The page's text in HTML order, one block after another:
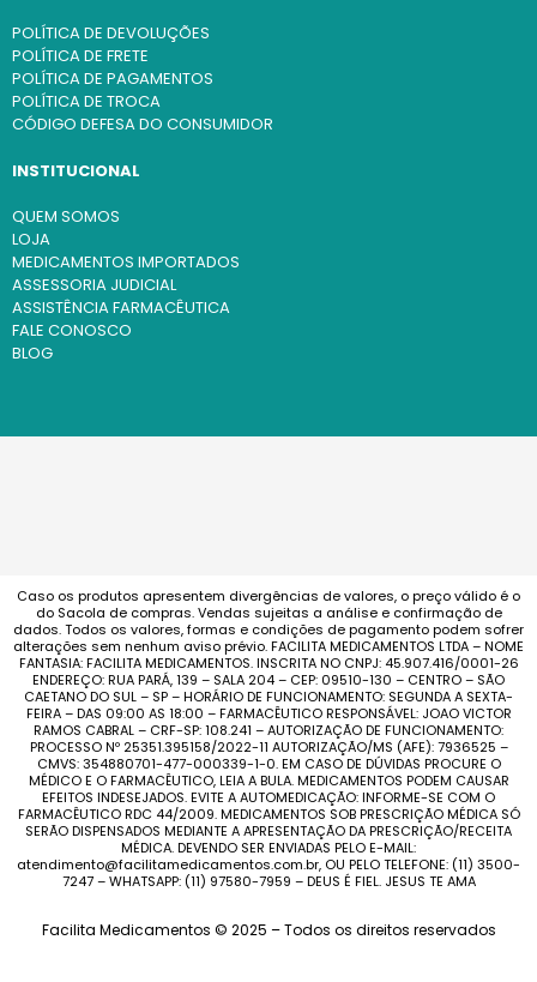
POLÍTICA DE DEVOLUÇÕES
POLÍTICA DE FRETE
POLÍTICA DE PAGAMENTOS
POLÍTICA DE TROCA
CÓDIGO DEFESA DO CONSUMIDOR
INSTITUCIONAL
QUEM SOMOS
LOJA
MEDICAMENTOS IMPORTADOS
ASSESSORIA JUDICIAL
ASSISTÊNCIA FARMACÊUTICA
FALE CONOSCO
BLOG
Caso os produtos apresentem divergências de valores, o preço válido é o
do Sacola de compras. Vendas sujeitas a análise e confirmação de
dados. Todos os valores, formas e condições de pagamento podem sofrer
alterações sem nenhum aviso prévio. FACILITA MEDICAMENTOS LTDA – NOME
FANTASIA: FACILITA MEDICAMENTOS. INSCRITA NO CNPJ: 45.907.416/0001-26
ENDEREÇO: RUA PARÁ, 139 – SALA 204 – CEP: 09510-130 – CENTRO – SÃO
CAETANO DO SUL – SP – HORÁRIO DE FUNCIONAMENTO: SEGUNDA A SEXTA-
FEIRA – DAS 09:00 AS 18:00 – FARMACÊUTICO RESPONSÁVEL: JOAO VICTOR
RAMOS CABRAL – CRF-SP: 108.241 – AUTORIZAÇÃO DE FUNCIONAMENTO:
PROCESSO Nº 25351.395158/2022-11 AUTORIZAÇÃO/MS (AFE): 7936525 –
CMVS: 354880701-477-000339-1-0. EM CASO DE DÚVIDAS PROCURE O
MÉDICO E O FARMACÊUTICO, LEIA A BULA. MEDICAMENTOS PODEM CAUSAR
EFEITOS INDESEJADOS. EVITE A AUTOMEDICAÇÃO: INFORME-SE COM O
FARMACÊUTICO RDC 44/2009. MEDICAMENTOS SOB PRESCRIÇÃO MÉDICA SÓ
SERÃO DISPENSADOS MEDIANTE A APRESENTAÇÃO DA PRESCRIÇÃO/RECEITA
MÉDICA. DEVENDO SER ENVIADAS PELO E-MAIL:
atendimento@facilitamedicamentos.com.br, OU PELO TELEFONE: (11) 3500-
7247 – WHATSAPP: (11) 97580-7959 – DEUS É FIEL. JESUS TE AMA
Facilita Medicamentos © 2025 – Todos os direitos reservados